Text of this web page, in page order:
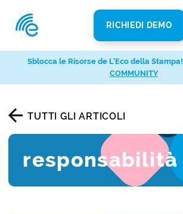
RICHIEDI DEMO
TUTTI GLI ARTICOLI
responsabilità
Sblocca le Risorse de L’Eco della Stampa!
COMMUNITY